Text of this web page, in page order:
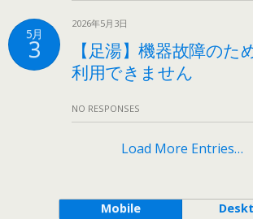
5月
3
2026年5月3日
【足湯】機器故障のた
利用できません
NO RESPONSES
Load More Entries…
Mobile